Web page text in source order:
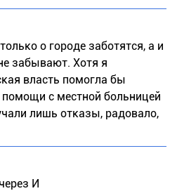
о городе заботятся, а и
забывают. Хотя я
власть помогла бы
помощи с местной больницей
лишь отказы, радовало,
И